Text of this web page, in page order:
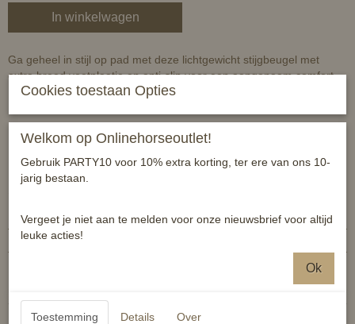
In winkelwagen
Ga geheel in stijl op pad met deze lichtgewicht stijgbeugel met
extra breed voetplaatje en anti-slip voor een aangenaam comfort.
Maat: 12cm
Productcode 8719214679323
EAN code
Cookies toestaan Opties
Welkom op Onlinehorseoutlet!
Gebruik PARTY10 voor 10% extra korting, ter ere van ons 10-
jarig bestaan.
Vergeet je niet aan te melden voor onze nieuwsbrief voor altijd
leuke acties!
Ok
Toestemming Details Over